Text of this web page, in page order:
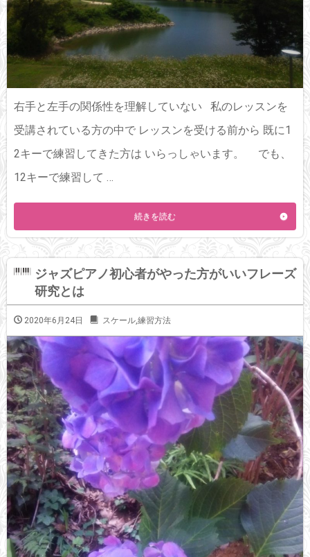
右手と左手の関係性を理解していない 私のレッスンを
受講されている方の中で レッスンを受ける前から 既に1
2キーで練習してきた方は いらっしゃいます。 でも、
12キーで練習して …
続きを読む
ジャズピアノ初心者がやった方がいいフレーズ
研究とは
2020年6月24日 スケール,練習方法